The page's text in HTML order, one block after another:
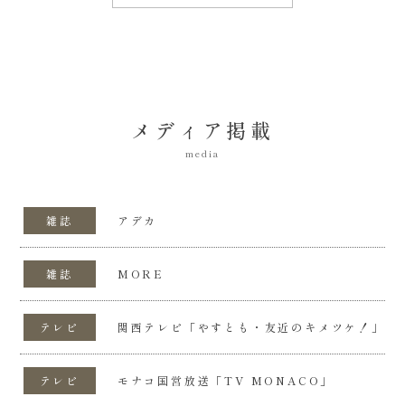
メディア掲載
media
雑誌 アデカ
雑誌 MORE
テレビ 関西テレビ「やすとも・友近のキメツケ！」
テレビ モナコ国営放送「TV MONACO」